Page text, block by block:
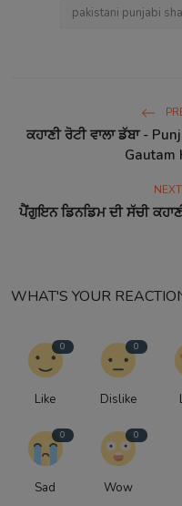
pakistani punjabi
ਕਹਾਣੀ ਰੋਟੀ ਵਾਲਾ ਡੱਬਾ -
Gautam
ਪੈਂਗੁਇਨ ਡਿਨਡਿਮ ਦੀ ਸੱਚੀ
WHAT'S YOUR
0
Like
0
Dislike
0
Sad
0
Wow